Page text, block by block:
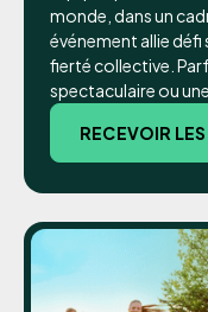
monde, dans un
événement allie
fierté collective.
spectaculaire ou
RECEVOIR